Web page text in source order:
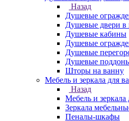
Назад
Душевые
Душевые двери
Душевые кабины
Душевые
Душевые
Душевые
Шторы на ванну
Мебель и зеркала для
Назад
Мебель и
Зеркала
Пеналы-шкафы